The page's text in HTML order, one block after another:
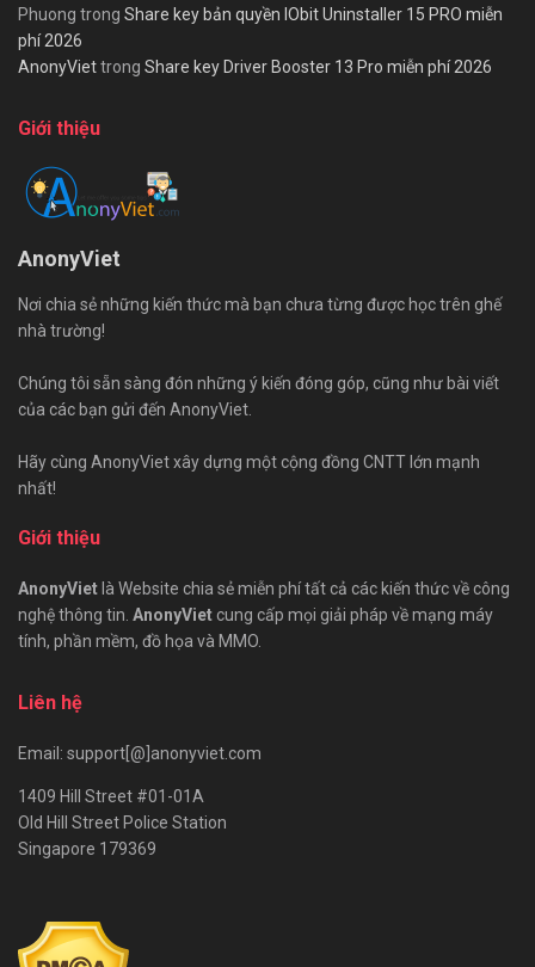
Phuong trong Share key bản quyền IObit Uninstaller 15 PRO miễn
phí 2026
AnonyViettrong Share key Driver Booster 13 Pro miễn phí 2026
Giới thiệu
AnonyViet
Nơi chia sẻ những kiến thức mà bạn chưa từng được học trên ghế
nhà trường!
Chúng tôi sẵn sàng đón những ý kiến đóng góp, cũng như bài viết
của các bạn gửi đến AnonyViet.
Hãy cùng AnonyViet xây dựng một cộng đồng CNTT lớn mạnh
nhất!
Giới thiệu
AnonyViet là Website chia sẻ miễn phí tất cả các kiến thức về công
nghệ thông tin. AnonyViet cung cấp mọi giải pháp về mạng máy
tính, phần mềm, đồ họa và MMO.
Liên hệ
Email: support[@]anonyviet.com
1409 Hill Street #01-01A
Old Hill Street Police Station
Singapore 179369